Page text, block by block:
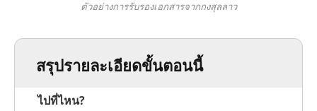
ตัวอย่างการรับรองเอกสารจากกงสุลลาว
สรุปรายละเอียดขั้นตอนนี้
ไปที่ไหน?